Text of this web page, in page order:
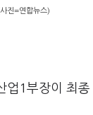
진=연합뉴스)
1부장이 최종